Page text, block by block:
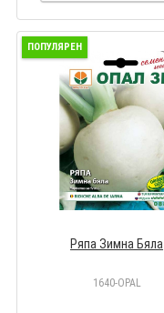
ПОПУЛЯРЕН
Ряпа Зимна Бяла
1640-OPAL